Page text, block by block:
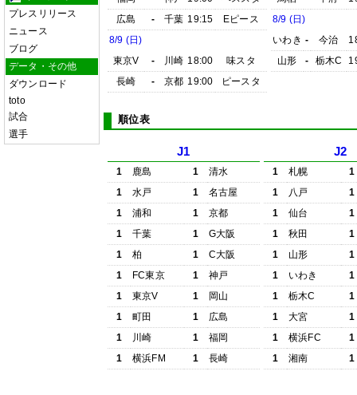
プレスリリース
ニュース
ブログ
データ・その他
ダウンロード
toto
試合
選手
広島
- 千葉 19:15
Eピース
8/9 (日)
東京V
- 川崎 18:00
味スタ
長崎
- 京都 19:00 ピースタ
8/9 (日)
いわき - 今治
山形
- 栃木C
順位表
J1
1 鹿島 1
清水
1
水戸 1
名古屋
1
浦和 1
京都
1
千葉 1
G大阪
1
柏 1
C大阪
1
FC東京 1
神戸
1
東京V 1
岡山
1
町田 1
広島
1
川崎 1
福岡
1
横浜FM 1 長崎
J2
1 札幌
1
1
八戸
1
1
仙台
1
1
秋田
1
1
山形
1
1
いわき
1
1
栃木C
1
1
大宮
1
1
横浜FC
1
1
湘南 1